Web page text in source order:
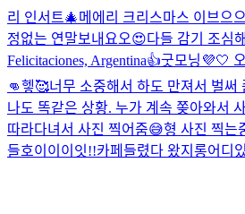
리 인서트🎄메에리 크리스마스 이브으
정없는 연말보내요오😍다들 감기 조심
Felicitaciones, Argentina👍굿모닝💜🤍
👊헿🥰너무 소중해서 하도 만져서 벌써
나도 똑같은 상황. 누가 계속 쫒아와서
따라다녀서 사진 찍어줌😅형 사진 찍는
들호이이이잇!!카페들렸다 왔지롱어디